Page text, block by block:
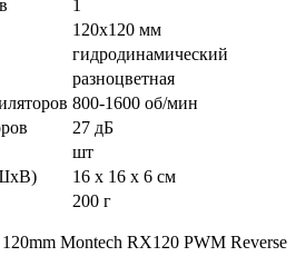
1
120x120 мм
гидродинамический
разноцветная
800-1600 об/мин
27 дБ
шт
16 x 16 x 6 см
200 г
Montech RX120 PWM Reverse